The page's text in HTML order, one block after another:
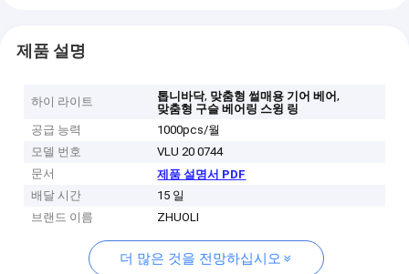
제품 설명
하이 라이트 톱니바닥, 맞춤형 썰매용 기어 베어,
맞춤형 구슬 베어링 스윙 링
공급 능력
1000pcs/월
모델 번호
VLU 20 0744
문서
제품 설명서 PDF
배달 시간
15 일
브랜드 이름
ZHUOLI
더 많은 것을 전망하십시오